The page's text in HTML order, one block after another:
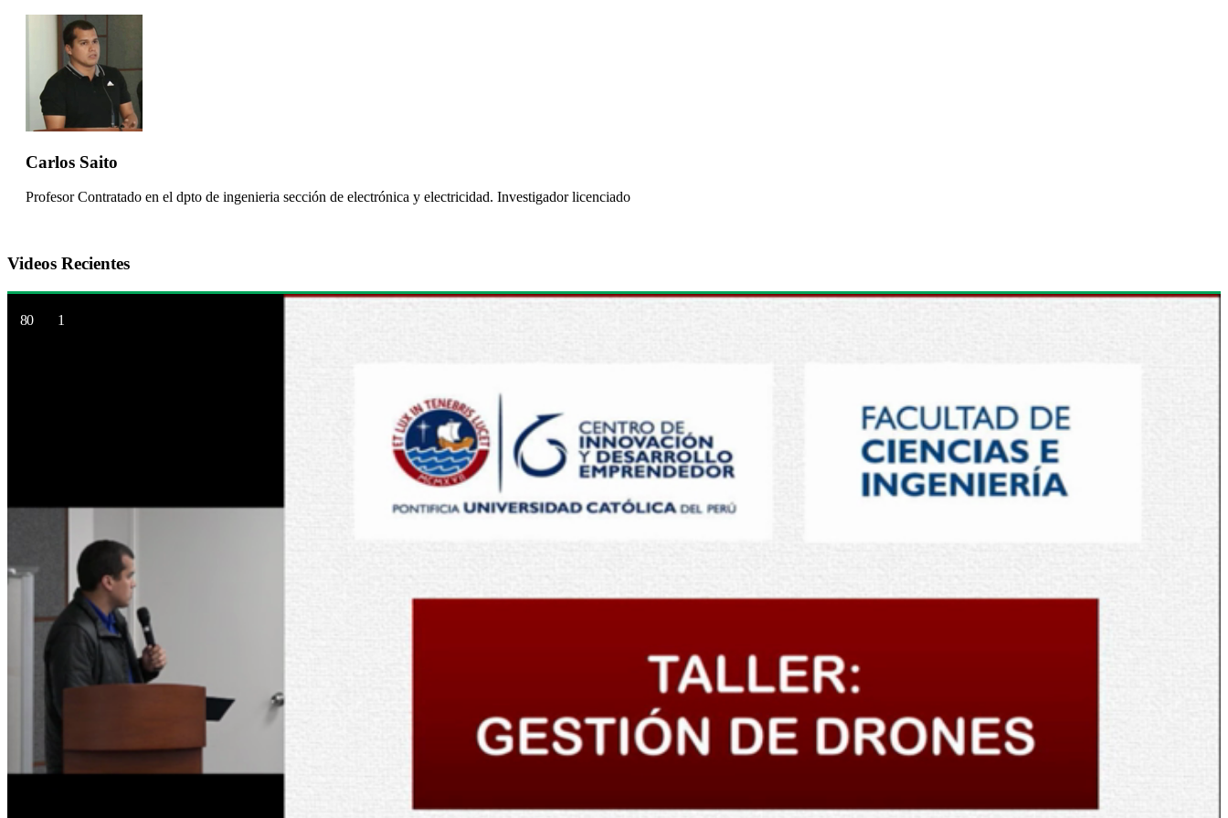
Carlos Saito
Profesor Contratado en el dpto de ingenieria sección de electrónica y electricidad. Investigador licenciado
Videos Recientes
80 1